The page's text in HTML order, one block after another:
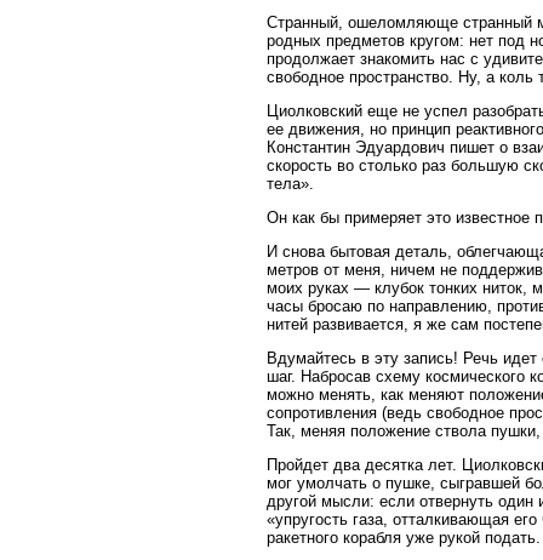
Странный, ошеломляюще странный
родных предметов кругом: нет под
продолжает знакомить нас с
свободное пространство. Ну, а
Циолковский еще не успел
ее движения, но принцип
Константин Эдуардович пишет о
скорость во столько раз большую
тела».
Он как бы примеряет это
И снова бытовая деталь,
метров от меня, ничем не
моих руках — клубок тонких ниток,
часы бросаю по направлению,
нитей развивается, я же сам
Вдумайтесь в эту запись! Речь
шаг. Набросав схему космического
можно менять, как меняют
сопротивления (ведь свободное
Так, меняя положение ствола
Пройдет два десятка лет.
мог умолчать о пушке, сыгравшей
другой мысли: если отвернуть один
«упругость газа, отталкивающая
ракетного корабля уже рукой